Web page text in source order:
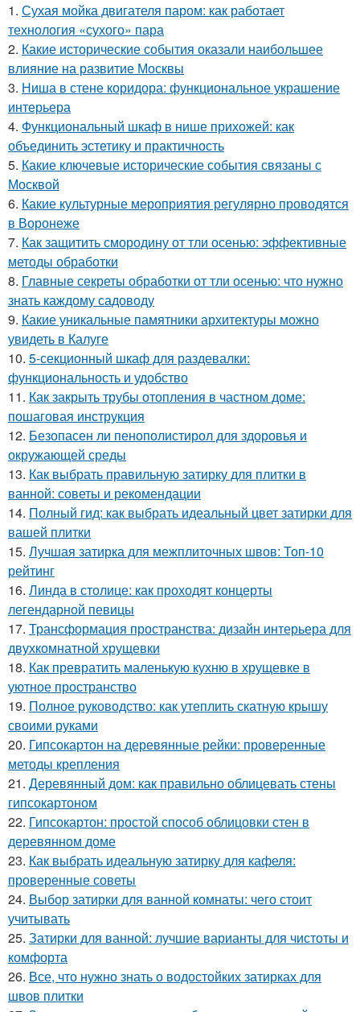
1. Сухая мойка двигателя паром: как работает
технология «сухого» пара
2. Какие исторические события оказали наибольшее
влияние на развитие Москвы
3. Ниша в стене коридора: функциональное украшение
интерьера
4. Функциональный шкаф в нише прихожей: как
объединить эстетику и практичность
5. Какие ключевые исторические события связаны с
Москвой
6. Какие культурные мероприятия регулярно проводятся
в Воронеже
7. Как защитить смородину от тли осенью: эффективные
методы обработки
8. Главные секреты обработки от тли осенью: что нужно
знать каждому садоводу
9. Какие уникальные памятники архитектуры можно
увидеть в Калуге
10. 5-секционный шкаф для раздевалки:
функциональность и удобство
11. Как закрыть трубы отопления в частном доме:
пошаговая инструкция
12. Безопасен ли пенополистирол для здоровья и
окружающей среды
13. Как выбрать правильную затирку для плитки в
ванной: советы и рекомендации
14. Полный гид: как выбрать идеальный цвет затирки для
вашей плитки
15. Лучшая затирка для межплиточных швов: Топ-10
рейтинг
16. Линда в столице: как проходят концерты
легендарной певицы
17. Трансформация пространства: дизайн интерьера для
двухкомнатной хрущевки
18. Как превратить маленькую кухню в хрущевке в
уютное пространство
19. Полное руководство: как утеплить скатную крышу
своими руками
20. Гипсокартон на деревянные рейки: проверенные
методы крепления
21. Деревянный дом: как правильно облицевать стены
гипсокартоном
22. Гипсокартон: простой способ облицовки стен в
деревянном доме
23. Как выбрать идеальную затирку для кафеля:
проверенные советы
24. Выбор затирки для ванной комнаты: чего стоит
учитывать
25. Затирки для ванной: лучшие варианты для чистоты и
комфорта
26. Все, что нужно знать о водостойких затирках для
швов плитки